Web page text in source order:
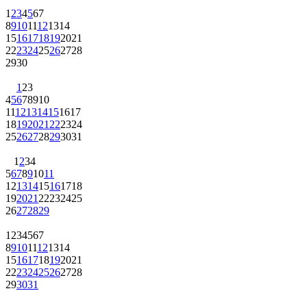
1 234567
891011121314
15161718192021
22232425262728
2930
1 23
45678910
11121314151617
18192021 222324
25262728293031
1 234
567891011
12131415161718
192021 22232425
26272829
1 234567
891011121314
15161718192021
22232425262728
293031